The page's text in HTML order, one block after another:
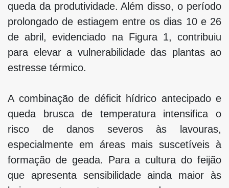
queda da produtividade. Além disso, o período
prolongado de estiagem entre os dias 10 e 26
de abril, evidenciado na Figura 1, contribuiu
para elevar a vulnerabilidade das plantas ao
estresse térmico.
A combinação de déficit hídrico antecipado e
queda brusca de temperatura intensifica o
risco de danos severos às lavouras,
especialmente em áreas mais suscetíveis à
formação de geada. Para a cultura do feijão
que apresenta sensibilidade ainda maior às